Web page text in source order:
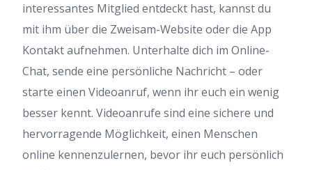
interessantes Mitglied entdeckt hast, kannst du
mit ihm über die Zweisam-Website oder die App
Kontakt aufnehmen. Unterhalte dich im Online-
Chat, sende eine persönliche Nachricht – oder
starte einen Videoanruf, wenn ihr euch ein wenig
besser kennt. Videoanrufe sind eine sichere und
hervorragende Möglichkeit, einen Menschen
online kennenzulernen, bevor ihr euch persönlich